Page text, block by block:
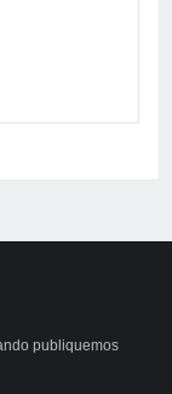
publiquemos